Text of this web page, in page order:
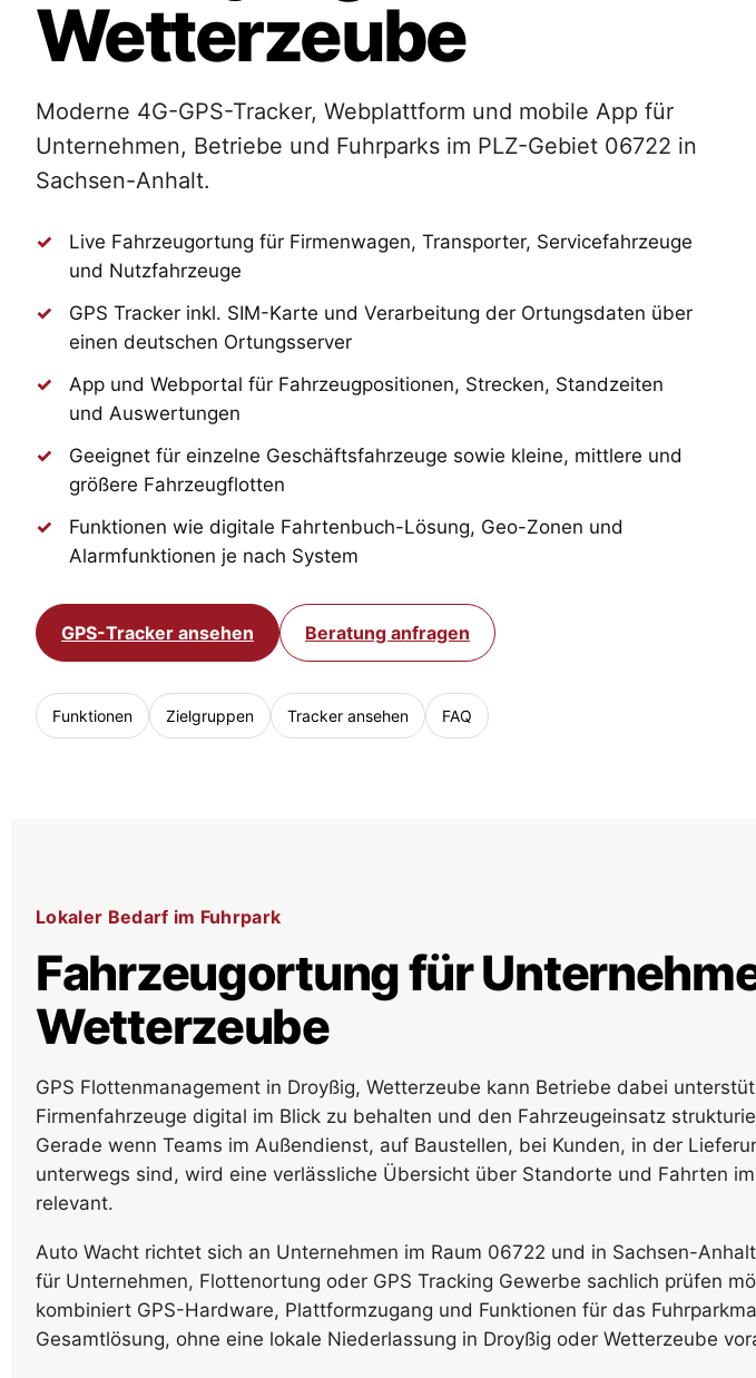
Wetterzeube
Moderne 4G-GPS-Tracker, Webplattform und mobile App für
Unternehmen, Betriebe und Fuhrparks im PLZ-Gebiet 06722 in
Sachsen-Anhalt.
Live Fahrzeugortung für Firmenwagen, Transporter, Servicefahrzeuge
und Nutzfahrzeuge
GPS Tracker inkl. SIM-Karte und Verarbeitung der Ortungsdaten über
einen deutschen Ortungsserver
App und Webportal für Fahrzeugpositionen, Strecken, Standzeiten
und Auswertungen
Geeignet für einzelne Geschäftsfahrzeuge sowie kleine, mittlere und
größere Fahrzeugflotten
Funktionen wie digitale Fahrtenbuch-Lösung, Geo-Zonen und
Alarmfunktionen je nach System
GPS-Tracker ansehen Beratung anfragen
Funktionen Zielgruppen Tracker ansehen FAQ
Lokaler Bedarf im Fuhrpark
Fahrzeugortung für
Wetterzeube
GPS Flottenmanagement in Droyßig, Wetterzeube kann Betriebe dabei
Firmenfahrzeuge digital im Blick zu behalten und den Fahrzeugeinsatz
Gerade wenn Teams im Außendienst, auf Baustellen, bei Kunden, in der
unterwegs sind, wird eine verlässliche Übersicht über Standorte und Fahrten
relevant.
Auto Wacht richtet sich an Unternehmen im Raum 06722 und in Sachsen-
für Unternehmen, Flottenortung oder GPS Tracking Gewerbe sachlich prüfen
kombiniert GPS-Hardware, Plattformzugang und Funktionen für das
Gesamtlösung, ohne eine lokale Niederlassung in Droyßig oder Wetterzeube